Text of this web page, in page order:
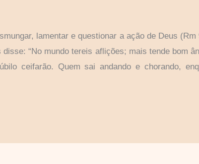
lamentar e questionar a ação de Deus
“No mundo tereis aflições; mais tende bom
ceifarão. Quem sai andando e chorando,